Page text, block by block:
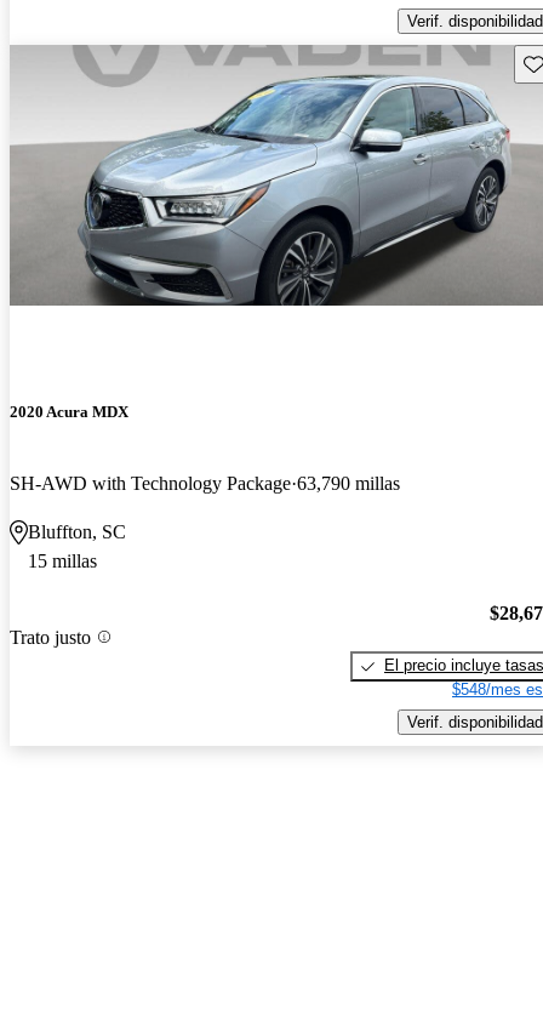
Verif. disponibilidad
2020 Acura MDX
SH-AWD with Technology Package 63,790 millas
Bluffton, SC
15 millas
Trato justo
El precio incluye tasas
$548/mes
Verif. disponibilidad